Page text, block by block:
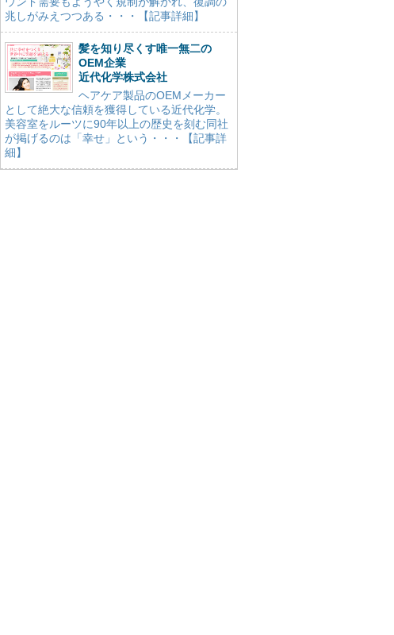
兆しがみえつつある・・・【記事詳細】
髪を知り尽くす唯一無二の
OEM企業
近代化学株式会社
ヘアケア製品のOEMメーカー
として絶大な信頼を獲得している近代化学。
美容室をルーツに90年以上の歴史を刻む同社
が掲げるのは「幸せ」という・・・【記事詳
細】